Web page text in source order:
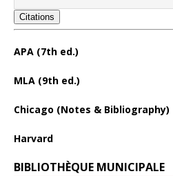
Citations
APA (7th ed.)
MLA (9th ed.)
Chicago (Notes & Bibliography)
Harvard
BIBLIOTHÈQUE MUNICIPALE